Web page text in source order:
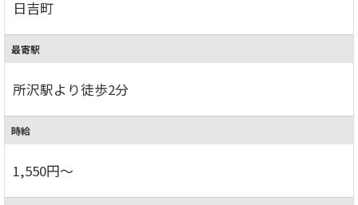
日吉町
最寄駅
所沢駅より徒歩2分
時給
1,550円～